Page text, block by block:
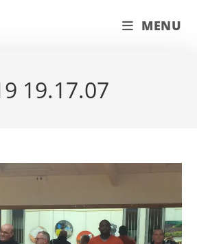
MENU
19.17.07